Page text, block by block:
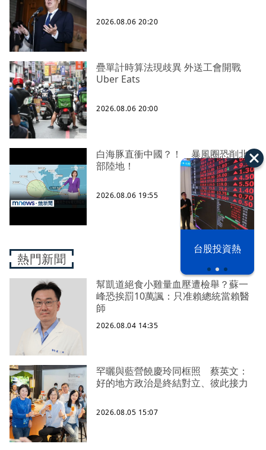
台股投資熱
2026.08.06 20:20
疊單計時算法現歧異 外送工會開戰
Uber Eats
2026.08.06 20:00
白海豚直衝中國？！ 暴風圈恐削北
部陸地！
2026.08.06 19:55
熱門新聞
幫凱道絕食小雞量血壓遭檢舉？蘇一
峰恐挨罰10萬諷：只准賴總統當賴醫
師
2026.08.04 14:35
罕曬與藍營饒慶玲同框照 蔡英文：
好的地方政治是終結對立、彼此接力
2026.08.05 15:07